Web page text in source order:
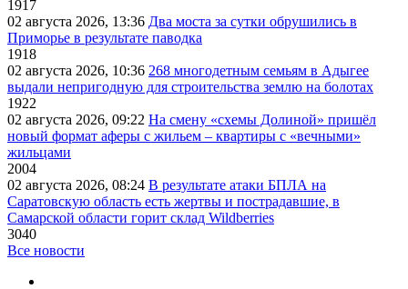
1917
02 августа 2026, 13:36 Два моста за сутки обрушились в
Приморье в результате паводка
1918
02 августа 2026, 10:36 268 многодетным семьям в Адыгее
выдали непригодную для строительства землю на болотах
1922
02 августа 2026, 09:22 На смену «схемы Долиной» пришёл
новый формат аферы с жильем – квартиры с «вечными»
жильцами
2004
02 августа 2026, 08:24 В результате атаки БПЛА на
Саратовскую область есть жертвы и пострадавшие, в
Самарской области горит склад Wildberries
3040
Все новости